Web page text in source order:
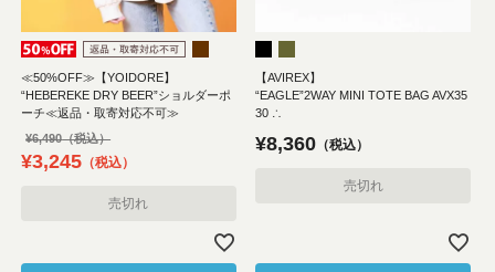
≪50%OFF≫【YOIDORE】
“HEBEREKE DRY BEER”ショルダーポ
ーチ≪返品・取寄対応不可≫
¥6,490
¥3,245 税込
売切れ
【AVIREX】
“EAGLE”2WAY MINI TOTE BAG AVX35
30 ∴
¥8,360 税込
売切れ